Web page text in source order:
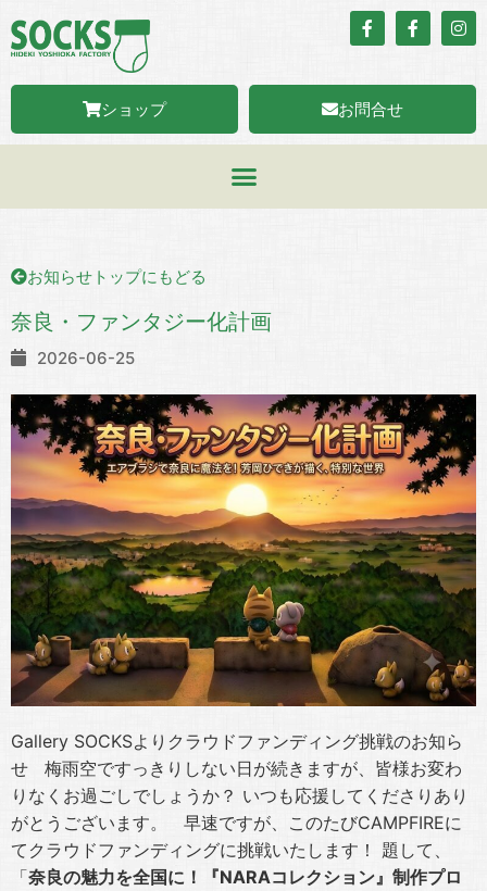
ショップ お問合せ
お知らせトップにもどる
奈良・ファンタジー化計画
2026-06-25
Gallery SOCKSよりクラウドファンディング挑戦のお知ら
せ 梅雨空ですっきりしない日が続きますが、皆様お変わ
りなくお過ごしでしょうか？ いつも応援してくださりあり
がとうございます。 早速ですが、このたびCAMPFIREに
てクラウドファンディングに挑戦いたします！ 題して、
「奈良の魅力を全国に！『NARAコレクション』制作プロ